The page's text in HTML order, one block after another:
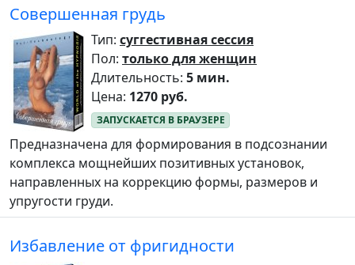
Совершенная грудь
Тип: суггестивная сессия
Пол: только для женщин
Длительность: 5 мин.
Цена: 1270 руб.
Предназначена для формирования в подсознании
комплекса мощнейших позитивных установок,
направленных на коррекцию формы, размеров и
упругости груди.
Избавление от фригидности